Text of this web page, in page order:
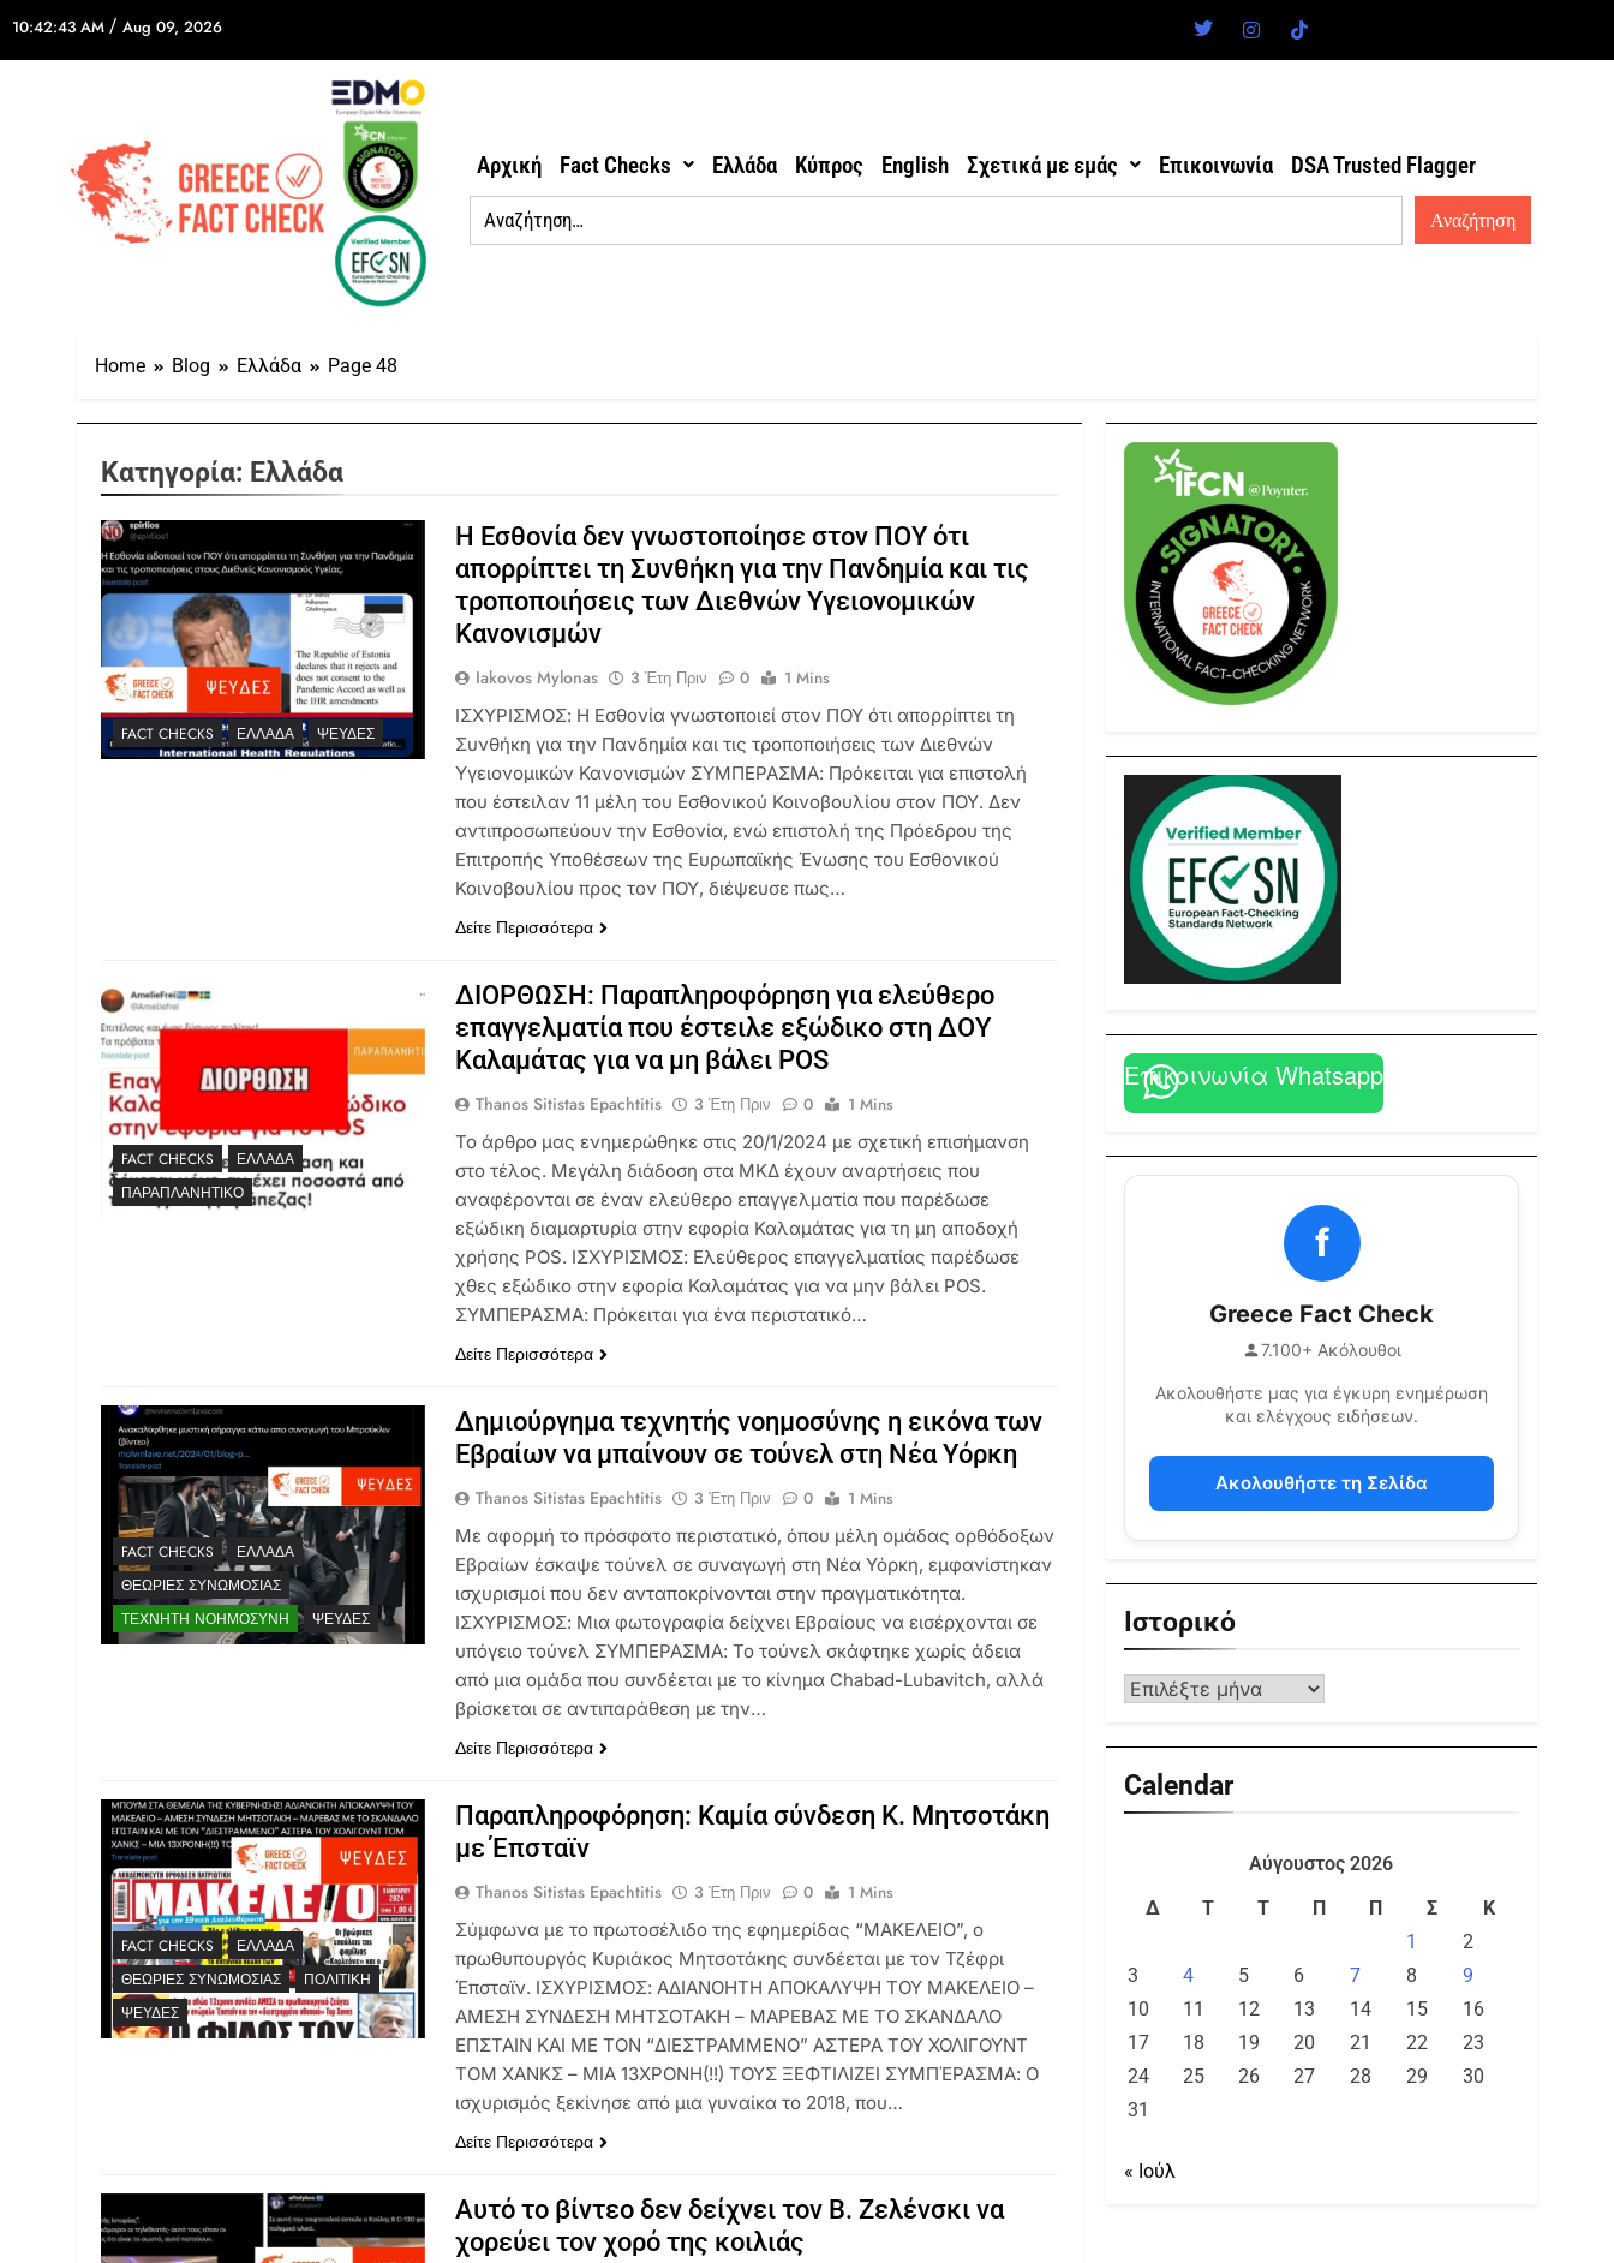
10:42:43 AM / Aug 09, 2026
Αρχική Fact Checks Ελλάδα Κύπρος English Σχετικά με εμάς Επικοινωνία DSA Trusted Flagger
Home Blog Ελλάδα Page 48
Κατηγορία: Ελλάδα
FACT CHECKS ΕΛΛΆΔΑ ΨΕΥΔΈΣ
Η Εσθονία δεν γνωστοποίησε στον ΠΟΥ ότι
απορρίπτει τη Συνθήκη για την Πανδημία και τις
τροποποιήσεις των Διεθνών Υγειονομικών
Κανονισμών
Iakovos Mylonas 3 Έτη Πριν 0
1 Mins
ΙΣΧΥΡΙΣΜΟΣ: Η Εσθονία γνωστοποιεί στον ΠΟΥ ότι απορρίπτει τη
Συνθήκη για την Πανδημία και τις τροποποιήσεις των Διεθνών
Υγειονομικών Κανονισμών ΣΥΜΠΕΡΑΣΜΑ: Πρόκειται για επιστολή
που έστειλαν 11 μέλη του Εσθονικού Κοινοβουλίου στον ΠΟΥ. Δεν
αντιπροσωπεύουν την Εσθονία, ενώ επιστολή της Πρόεδρου της
Επιτροπής Υποθέσεων της Ευρωπαϊκής Ένωσης του Εσθονικού
Κοινοβουλίου προς τον ΠΟΥ, διέψευσε πως…
Δείτε Περισσότερα
FACT CHECKS
ΕΛΛΆΔΑ
ΠΑΡΑΠΛΑΝΗΤΙΚΌ
ΔΙΟΡΘΩΣΗ: Παραπληροφόρηση για ελεύθερο
επαγγελματία που έστειλε εξώδικο στη ΔΟΥ
Καλαμάτας για να μη βάλει POS
Thanos Sitistas Epachtitis 3 Έτη Πριν 0
1 Mins
Το άρθρο μας ενημερώθηκε στις 20/1/2024 με σχετική επισήμανση
στο τέλος. Μεγάλη διάδοση στα ΜΚΔ έχουν αναρτήσεις που
αναφέρονται σε έναν ελεύθερο επαγγελματία που παρέδωσε
εξώδικη διαμαρτυρία στην εφορία Καλαμάτας για τη μη αποδοχή
χρήσης POS. ΙΣΧΥΡΙΣΜΟΣ: Ελεύθερος επαγγελματίας παρέδωσε
χθες εξώδικο στην εφορία Καλαμάτας για να μην βάλει POS.
ΣΥΜΠΕΡΑΣΜΑ: Πρόκειται για ένα περιστατικό…
Δείτε Περισσότερα
FACT CHECKS
ΕΛΛΆΔΑ
ΘΕΩΡΊΕΣ ΣΥΝΩΜΟΣΊΑΣ
ΤΕΧΝΗΤΉ ΝΟΗΜΟΣΎΝΗ
ΨΕΥΔΈΣ
Δημιούργημα τεχνητής νοημοσύνης η εικόνα των
Εβραίων να μπαίνουν σε τούνελ στη Νέα Υόρκη
Thanos Sitistas Epachtitis 3 Έτη Πριν 0
1 Mins
Με αφορμή το πρόσφατο περιστατικό, όπου μέλη ομάδας ορθόδοξων
Εβραίων έσκαψε τούνελ σε συναγωγή στη Νέα Υόρκη, εμφανίστηκαν
ισχυρισμοί που δεν ανταποκρίνονται στην πραγματικότητα.
ΙΣΧΥΡΙΣΜΟΣ: Μια φωτογραφία δείχνει Εβραίους να εισέρχονται σε
υπόγειο τούνελ ΣΥΜΠΕΡΑΣΜΑ: Το τούνελ σκάφτηκε χωρίς άδεια
από μια ομάδα που συνδέεται με το κίνημα Chabad-Lubavitch, αλλά
βρίσκεται σε αντιπαράθεση με την…
Δείτε Περισσότερα
FACT CHECKS
ΕΛΛΆΔΑ
ΘΕΩΡΊΕΣ ΣΥΝΩΜΟΣΊΑΣ
ΠΟΛΙΤΙΚΉ
ΨΕΥΔΈΣ
Παραπληροφόρηση: Καμία σύνδεση Κ. Μητσοτάκη
με Έπσταϊν
Thanos Sitistas Epachtitis 3 Έτη Πριν 0
1 Mins
Σύμφωνα με το πρωτοσέλιδο της εφημερίδας “ΜΑΚΕΛΕΙΟ”, ο
πρωθυπουργός Κυριάκος Μητσοτάκης συνδέεται με τον Τζέφρι
Έπσταϊν. ΙΣΧΥΡΙΣΜΟΣ: ΑΔΙΑΝΟΗΤΗ ΑΠΟΚΑΛΥΨΗ ΤΟΥ ΜΑΚΕΛΕΙΟ –
ΑΜΕΣΗ ΣΥΝΔΕΣΗ ΜΗΤΣΟΤΑΚΗ – ΜΑΡΕΒΑΣ ΜΕ ΤΟ ΣΚΑΝΔΑΛΟ
ΕΠΣΤΑΙΝ ΚΑΙ ΜΕ ΤΟΝ “ΔΙΕΣΤΡΑΜΜΕΝΟ” ΑΣΤΕΡΑ ΤΟΥ ΧΟΛΙΓΟΥΝΤ
ΤΟΜ ΧΑΝΚΣ – ΜΙΑ 13ΧΡΟΝΗ(!!) ΤΟΥΣ ΞΕΦΤΙΛΙΖΕΙ ΣΥΜΠΈΡΑΣΜΑ: Ο
ισχυρισμός ξεκίνησε από μια γυναίκα το 2018, που…
Δείτε Περισσότερα
Αυτό το βίντεο δεν δείχνει τον Β. Ζελένσκι να
χορεύει τον χορό της κοιλιάς
Επικοινωνία Whatsapp
f
Greece Fact Check
7.100+ Ακόλουθοι
Ακολουθήστε μας για έγκυρη ενημέρωση
και ελέγχους ειδήσεων.
Ακολουθήστε τη Σελίδα
Ιστορικό
Calendar
Αύγουστος 2026
Δ
Τ Τ Π Π Σ
Κ
1
2
3
4 5 6 7 8
9
10
11 12 13 14 15
16
17
18 19 20 21 22
23
24
25 26 27 28 29
30
31
« Ιούλ